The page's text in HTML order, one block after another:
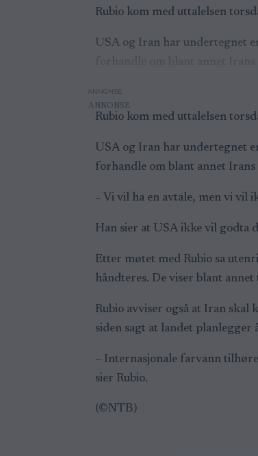
Rubio kom med uttalelsen
USA og Iran har undertegnet
ANNONSE
Rubio kom med uttalelsen
USA og Iran har undertegnet
forhandle om blant annet
– Vi vil ha en avtale, men vi vil
Han sier at USA ikke vil godta
Etter møtet med Rubio sa
håndteres. De viser blant
Rubio avviser også at Iran
siden sagt at landet
– Internasjonale farvann
sier Rubio.
(©NTB)